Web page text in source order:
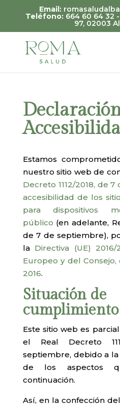
Email:
Teléfono:664 60 64 32 -
97, 02003
Estamos
nuestro sitio web de
Decreto 1112/2018, de
accesibilidad de los
para dispositivos
público (en adelante,
de 7 de septiembre),
la Directiva (UE)
Europeo y del
2016.
Situación de
cumplimiento
Este sitio web es
el Real Decreto
septiembre, debido a
de los aspectos
continuación.
Así, en la confección